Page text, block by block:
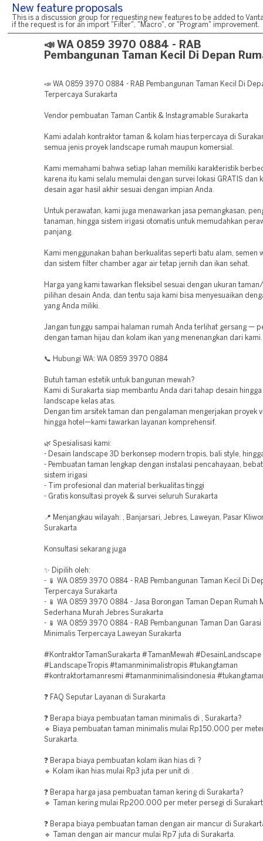
New feature proposals
This is a discussion group for requesting new features to be added to
if the request is for an import "Filter", "Macro", or "Program" improvement.
📣 WA 0859 3970 0884 - RAB
Pembangunan Taman Kecil Di Depan
📣 WA 0859 3970 0884 - RAB Pembangunan Taman Kecil Di
Terpercaya Surakarta
Vendor pembuatan Taman Cantik & Instagramable Surakarta
Kami adalah kontraktor taman & kolam hias terpercaya di
semua jenis proyek landscape rumah maupun komersial.
Kami memahami bahwa setiap lahan memiliki karakteristik
karena itu kami selalu memulai dengan survei lokasi GRATIS dan
desain agar hasil akhir sesuai dengan impian Anda.
Untuk perawatan, kami juga menawarkan jasa pemangkasan,
tanaman, hingga sistem irigasi otomatis untuk memudahkan
panjang.
Kami menggunakan bahan berkualitas seperti batu alam, semen
dan sistem filter chamber agar air tetap jernih dan ikan sehat.
Harga yang kami tawarkan fleksibel sesuai dengan ukuran
pilihan desain Anda, dan tentu saja kami bisa menyesuaikan
yang Anda miliki.
Jangan tunggu sampai halaman rumah Anda terlihat gersang —
dengan taman hijau dan kolam ikan yang menenangkan dari kami.
📞 Hubungi WA: WA 0859 3970 0884
Butuh taman estetik untuk bangunan mewah?
Kami di Surakarta siap membantu Anda dari tahap desain hingga
landscape kelas atas.
Dengan tim arsitek taman dan pengalaman mengerjakan proyek
hingga hotel—kami tawarkan layanan komprehensif.
🌿 Spesialisasi kami:
- Desain landscape 3D berkonsep modern tropis, bali style,
- Pembuatan taman lengkap dengan instalasi pencahayaan,
sistem irigasi
- Tim profesional dan material berkualitas tinggi
- Gratis konsultasi proyek & survei seluruh Surakarta
📍 Menjangkau wilayah: , Banjarsari, Jebres, Laweyan, Pasar
Surakarta
Konsultasi sekarang juga
✨ Dipilih oleh:
- 📱 WA 0859 3970 0884 - RAB Pembangunan Taman Kecil Di
Terpercaya Surakarta
- 📱 WA 0859 3970 0884 - Jasa Borongan Taman Depan Rumah
Sederhana Murah Jebres Surakarta
- 📱 WA 0859 3970 0884 - RAB Pembangunan Taman Dan Garasi
Minimalis Terpercaya Laweyan Surakarta
#KontraktorTamanSurakarta #TamanMewah #DesainLandscape
#LandscapeTropis #tamanminimalistropis #tukangtaman
#kontraktortamanresmi #tamanminimalisindonesia
❓ FAQ Seputar Layanan di Surakarta
❓ Berapa biaya pembuatan taman minimalis di , Surakarta?
🔹 Biaya pembuatan taman minimalis mulai Rp150.000 per
Surakarta.
❓ Berapa biaya pembuatan kolam ikan hias di ?
🔹 Kolam ikan hias mulai Rp3 juta per unit di .
❓ Berapa harga jasa pembuatan taman kering di Surakarta?
🔹 Taman kering mulai Rp200.000 per meter persegi di
❓ Berapa biaya pembuatan taman dengan air mancur di
🔹 Taman dengan air mancur mulai Rp7 juta di Surakarta.